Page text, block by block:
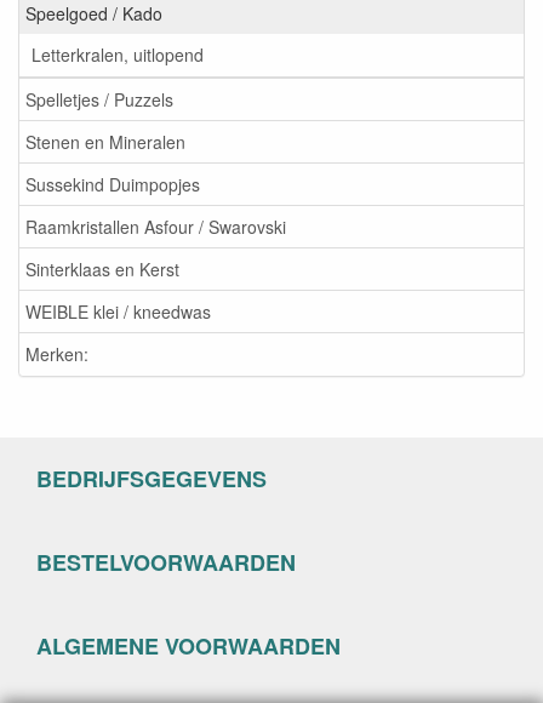
Speelgoed / Kado
Letterkralen, uitlopend
Spelletjes / Puzzels
Stenen en Mineralen
Sussekind Duimpopjes
Raamkristallen Asfour / Swarovski
Sinterklaas en Kerst
WEIBLE klei / kneedwas
Merken:
BEDRIJFSGEGEVENS
BESTELVOORWAARDEN
ALGEMENE VOORWAARDEN